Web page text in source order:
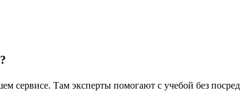
сервисе. Там эксперты помогают с учебой без